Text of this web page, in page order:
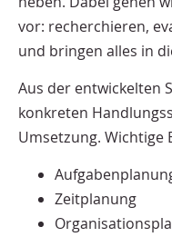
vor: recherchieren,
und bringen alles in
Aus der entwickelten
konkreten
Umsetzung. Wichtige
Zeitplanung